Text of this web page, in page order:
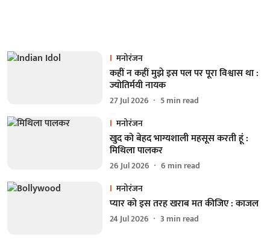
मनोरंजन
कहीं न कहीं मुझे इस पल पर पूरा विश्वास था :
ज्योतिर्मयी नायक
27 Jul 2026 5min read
मनोरंजन
खुद को बेहद भाग्यशाली महसूस करती हूं :
मिथिला पालकर
26 Jul 2026 6 min read
मनोरंजन
प्यार को इस तरह खराब मत कीजिए : काजल
24 Jul 2026 3 min read